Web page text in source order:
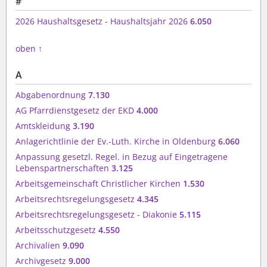
2026 Haushaltsgesetz - Haushaltsjahr 2026 6.050
oben ↑
A
Abgabenordnung 7.130
AG Pfarrdienstgesetz der EKD 4.000
Amtskleidung 3.190
Anlagerichtlinie der Ev.-Luth. Kirche in Oldenburg 6.060
Anpassung gesetzl. Regel. in Bezug auf Eingetragene
Lebenspartnerschaften 3.125
Arbeitsgemeinschaft Christlicher Kirchen 1.530
Arbeitsrechtsregelungsgesetz 4.345
Arbeitsrechtsregelungsgesetz - Diakonie 5.115
Arbeitsschutzgesetz 4.550
Archivalien 9.090
Archivgesetz 9.000